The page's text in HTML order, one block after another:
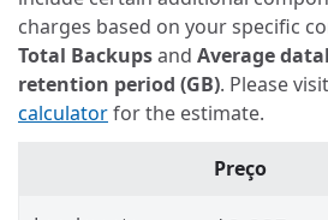
charges based on your specific
Total Backupsand Average
retention period (GB). Please
calculatorfor the estimate.
Preço